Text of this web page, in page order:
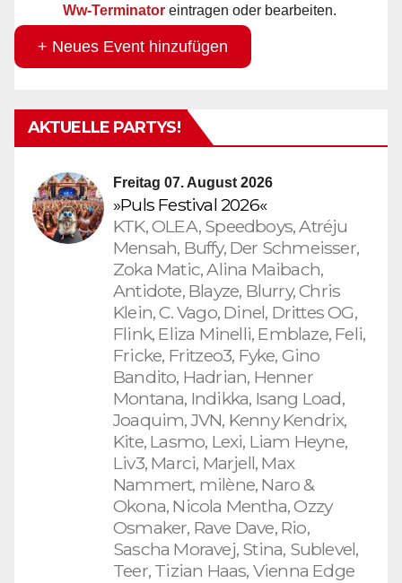
Ww-Terminator eintragen oder bearbeiten.
+ Neues Event hinzufügen
AKTUELLE PARTYS!
Freitag 07. August 2026
»Puls Festival 2026«
KTK, OLEA, Speedboys, Atréju
Mensah, Buffy, Der Schmeisser,
Zoka Matic, Alina Maibach,
Antidote, Blayze, Blurry, Chris
Klein, C. Vago, Dinel, Drittes OG,
Flink, Eliza Minelli, Emblaze, Feli,
Fricke, Fritzeo3, Fyke, Gino
Bandito, Hadrian, Henner
Montana, Indikka, Isang Load,
Joaquim, JVN, Kenny Kendrix,
Kite, Lasmo, Lexi, Liam Heyne,
Liv3, Marci, Marjell, Max
Nammert, milène, Naro &
Okona, Nicola Mentha, Ozzy
Osmaker, Rave Dave, Rio,
Sascha Moravej, Stina, Sublevel,
Teer, Tizian Haas, Vienna Edge